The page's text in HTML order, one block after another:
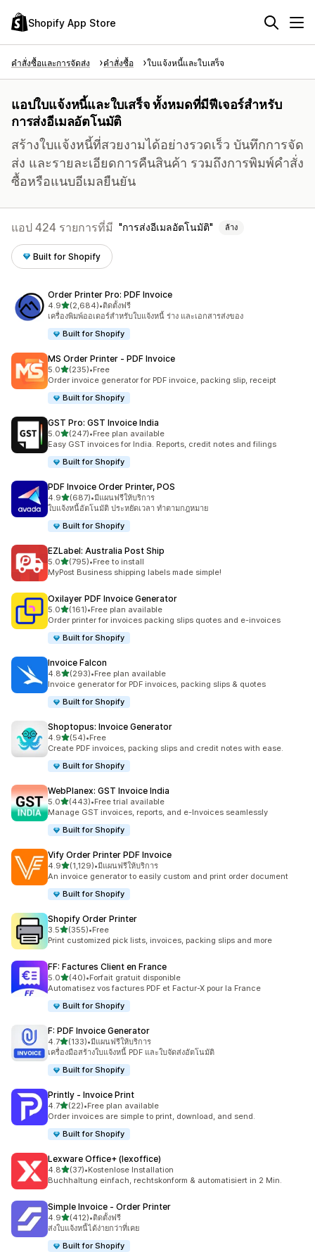
Shopify App Store
คำสั่งซื้อและการจัดส่ง คำสั่งซื้อ ใบแจ้งหนี้และใบเสร็จ
แอปใบแจ้งหนี้และใบเสร็จ ทั้งหมดที่มีฟีเจอร์สำหรับ
การส่งอีเมลอัตโนมัติ
สร้างใบแจ้งหนี้ที่สวยงามได้อย่างรวดเร็ว บันทึกการจัด
ส่ง และรายละเอียดการคืนสินค้า รวมถึงการพิมพ์คำสั่ง
ซื้อหรือแนบอีเมลยืนยัน
แอป 424 รายการที่มี การส่งอีเมลอัตโนมัติ ล้าง
Built for Shopify
Order Printer Pro: PDF Invoice
4.9เต็ม 5 ดาว
(2,684)
ทั้งหมด 2684 รีวิว
•ติดตั้งฟรี
เครื่องพิมพ์ออเดอร์สำหรับใบแจ้งหนี้ ร่าง และเอกสารส่งของ
Built for Shopify
MS Order Printer ‑ PDF Invoice
5.0เต็ม 5 ดาว
(235)
ทั้งหมด 235 รีวิว
•Free
Order invoice generator for PDF invoice, packing slip, receipt
Built for Shopify
GST Pro: GST Invoice India
5.0เต็ม 5 ดาว
(247)
ทั้งหมด 247 รีวิว
•Free plan available
Easy GST invoices for India. Reports, credit notes and filings
Built for Shopify
PDF Invoice Order Printer, POS
4.9เต็ม 5 ดาว
(687)
ทั้งหมด 687 รีวิว
•มีแผนฟรีให้บริการ
ใบแจ้งหนี้อัตโนมัติ ประหยัดเวลา ทำตามกฎหมาย
Built for Shopify
EZLabel: Australia Post Ship
5.0เต็ม 5 ดาว
(795)
ทั้งหมด 795 รีวิว
•Free to install
MyPost Business shipping labels made simple!
Oxilayer PDF Invoice Generator
5.0เต็ม 5 ดาว
(161)
ทั้งหมด 161 รีวิว
•Free plan available
Order printer for invoices packing slips quotes and e-invoices
Built for Shopify
Invoice Falcon
4.8เต็ม 5 ดาว
(293)
ทั้งหมด 293 รีวิว
•Free plan available
Invoice generator for PDF invoices, packing slips & quotes
Built for Shopify
Shoptopus: Invoice Generator
4.9เต็ม 5 ดาว
(54)
ทั้งหมด 54 รีวิว
•Free
Create PDF invoices, packing slips and credit notes with ease.
Built for Shopify
WebPlanex: GST Invoice India
5.0เต็ม 5 ดาว
(443)
ทั้งหมด 443 รีวิว
•Free trial available
Manage GST invoices, reports, and e-Invoices seamlessly
Built for Shopify
Vify Order Printer PDF Invoice
4.9เต็ม 5 ดาว
(1,129)
ทั้งหมด 1129 รีวิว
•มีแผนฟรีให้บริการ
An invoice generator to easily custom and print order document
Built for Shopify
Shopify Order Printer
3.5เต็ม 5 ดาว
(355)
ทั้งหมด 355 รีวิว
•Free
Print customized pick lists, invoices, packing slips and more
FF: Factures Client en France
5.0เต็ม 5 ดาว
(40)
ทั้งหมด 40 รีวิว
•Forfait gratuit disponible
Automatisez vos factures PDF et Factur-X pour la France
Built for Shopify
F: PDF Invoice Generator
4.7เต็ม 5 ดาว
(133)
ทั้งหมด 133 รีวิว
•มีแผนฟรีให้บริการ
เครื่องมือสร้างใบแจ้งหนี้ PDF และใบจัดส่งอัตโนมัติ
Built for Shopify
Printly ‑ Invoice Print
4.7เต็ม 5 ดาว
(22)
ทั้งหมด 22 รีวิว
•Free plan available
Order invoices are simple to print, download, and send.
Built for Shopify
Lexware Office+ (lexoffice)
4.8เต็ม 5 ดาว
(37)
ทั้งหมด 37 รีวิว
•Kostenlose Installation
Buchhaltung einfach, rechtskonform & automatisiert in 2 Min.
Simple Invoice ‑ Order Printer
4.9เต็ม 5 ดาว
(412)
ทั้งหมด 412 รีวิว
•ติดตั้งฟรี
ส่งใบแจ้งหนี้ได้ง่ายกว่าที่เคย
Built for Shopify